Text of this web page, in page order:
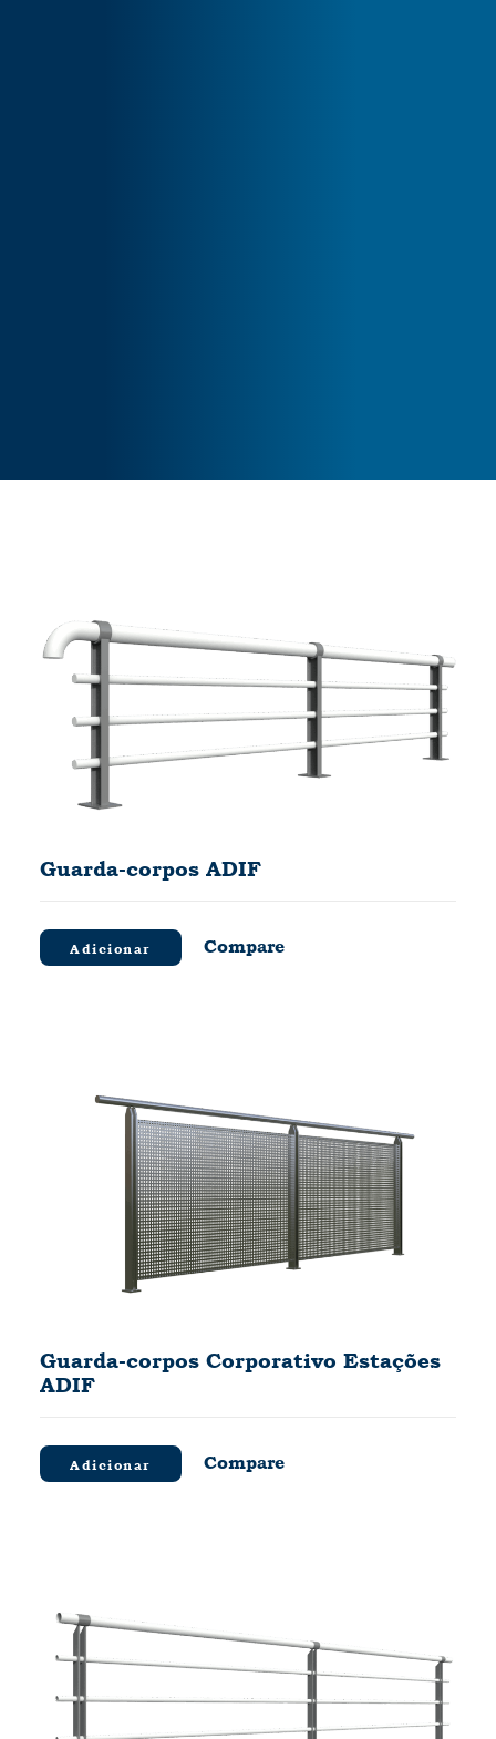
Guarda-corpos ADIF
Adicionar Compare
Guarda-corpos Corporativo Estações
ADIF
Adicionar Compare